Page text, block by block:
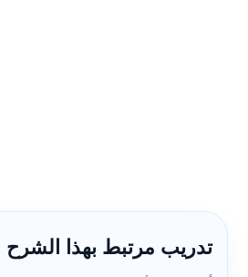
تدريب مرتبط بهذا الشرح